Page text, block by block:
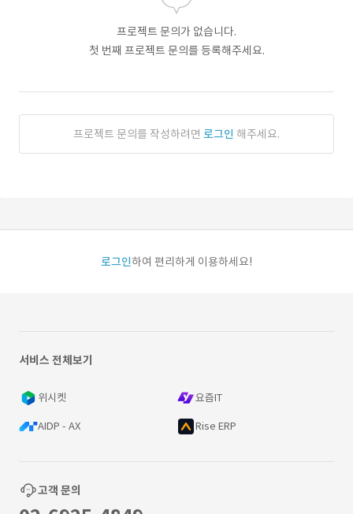
프로젝트 문의가 없습니다.
첫 번째 프로젝트 문의를 등록해주세요.
프로젝트 문의를 작성하려면 로그인 해주세요.
로그인하여 편리하게 이용하세요!
서비스 전체보기
위시켓 요즘IT
AIDP - AX Rise ERP
고객 문의